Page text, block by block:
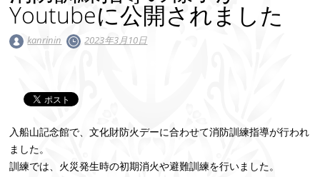
Youtubeに公開されました
kanrinin 2023年3月10日
入船山記念館で、文化財防火デーに合わせて消防訓練指導が行われ
ました。
訓練では、火災発生時の初期消火や避難訓練を行いました。